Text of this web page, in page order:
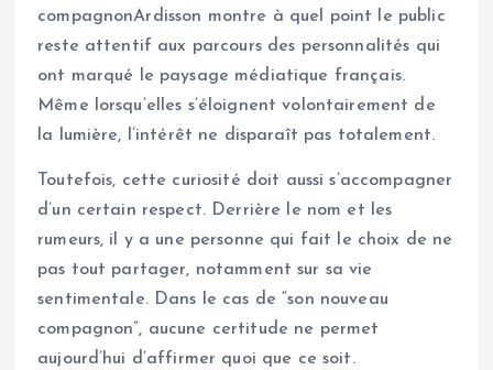
compagnonArdisson montre à quel point le public
reste attentif aux parcours des personnalités qui
ont marqué le paysage médiatique français.
Même lorsqu’elles s’éloignent volontairement de
la lumière, l’intérêt ne disparaît pas totalement.
Toutefois, cette curiosité doit aussi s’accompagner
d’un certain respect. Derrière le nom et les
rumeurs, il y a une personne qui fait le choix de ne
pas tout partager, notamment sur sa vie
sentimentale. Dans le cas de “son nouveau
compagnon”, aucune certitude ne permet
aujourd’hui d’affirmer quoi que ce soit.